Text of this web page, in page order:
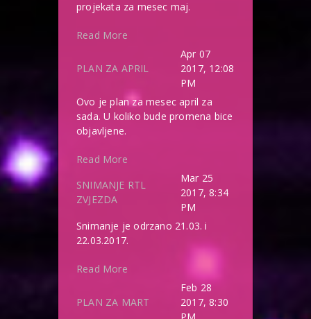
projekata za mesec maj.
Read More
PLAN ZA APRIL
Apr 07
2017, 12:08
PM
Ovo je plan za mesec april za
sada. U koliko bude promena bice
objavljene.
Read More
SNIMANJE RTL
ZVJEZDA
Mar 25
2017, 8:34
PM
Snimanje je odrzano 21.03. i
22.03.2017.
Read More
PLAN ZA MART
Feb 28
2017, 8:30